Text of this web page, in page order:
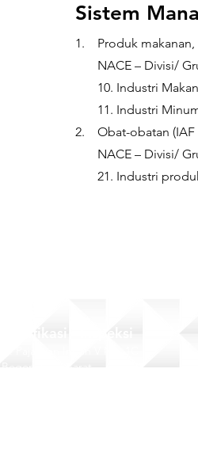
Sistem
1. Produk makanan,
NACE – Divisi/
10. Industri
11.
2. Obat-obatan (IAF
NACE – Divisi/
21. Industri produk